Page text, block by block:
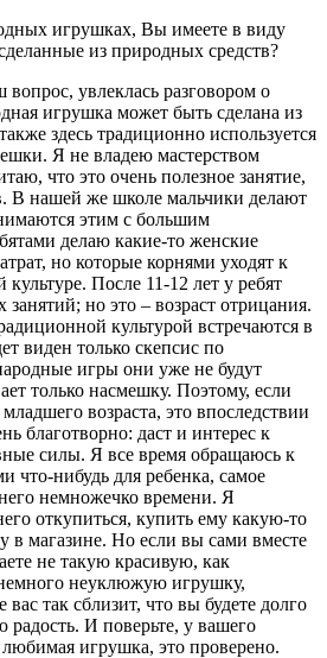
игрушках, Вы имеете в виду
из природных средств?
увлеклась разговором о
игрушка может быть сделана из
здесь традиционно используется
Я не владею мастерством
что это очень полезное занятие,
В нашей же школе мальчики делают
этим с большим
делаю какие-то женские
но которые корнями уходят к
После 11-12 лет у ребят
занятий; но это – возраст отрицания.
культурой встречаются в
виден только скепсис по
игры они уже не будут
только насмешку. Поэтому, если
возраста, это впоследствии
благотворно: даст и интерес к
силы. Я все время обращаюсь к
что-нибудь для ребенка, самое
немножечко времени. Я
откупиться, купить ему какую-то
в магазине. Но если вы сами вместе
не такую красивую, как
неуклюжую игрушку,
так сблизит, что вы будете долго
И поверьте, у вашего
любимая игрушка, это проверено.